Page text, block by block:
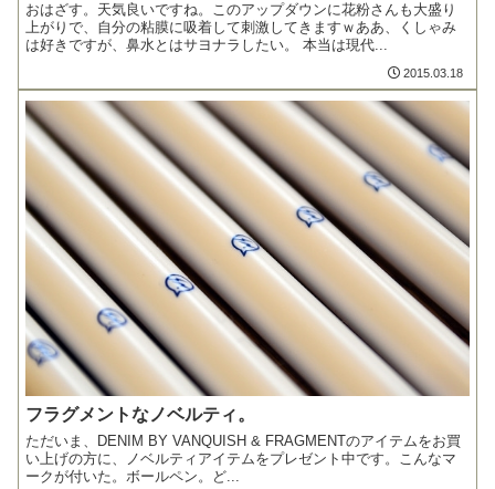
おはざす。天気良いですね。このアップダウンに花粉さんも大盛り
上がりで、自分の粘膜に吸着して刺激してきますｗああ、くしゃみ
は好きですが、鼻水とはサヨナラしたい。 本当は現代...
2015.03.18
フラグメントなノベルティ。
ただいま、DENIM BY VANQUISH & FRAGMENTのアイテムをお買
い上げの方に、ノベルティアイテムをプレゼント中です。こんなマ
ークが付いた。ボールペン。ど...